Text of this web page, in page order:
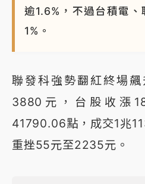
逾1.6%，不過台積電
1%。
聯發科強勢翻紅終場
3880元，台股收漲
41790.06點，成交1兆
重挫55元至2235元。